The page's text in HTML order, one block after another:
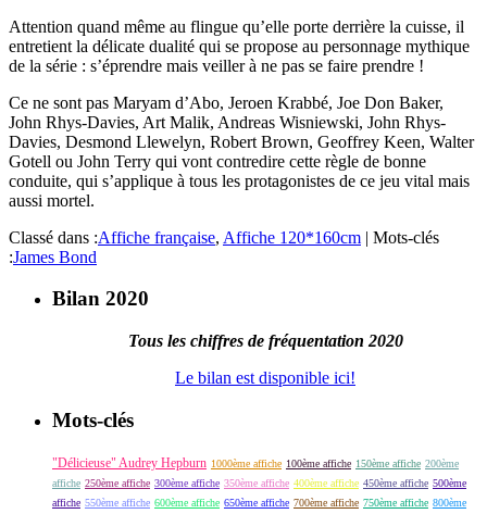
Attention quand même au flingue qu’elle porte derrière la cuisse, il
entretient la délicate dualité qui se propose au personnage mythique
de la série : s’éprendre mais veiller à ne pas se faire prendre !
Ce ne sont pas Maryam d’Abo, Jeroen Krabbé, Joe Don Baker,
John Rhys-Davies, Art Malik, Andreas Wisniewski, John Rhys-
Davies, Desmond Llewelyn, Robert Brown, Geoffrey Keen, Walter
Gotell ou John Terry qui vont contredire cette règle de bonne
conduite, qui s’applique à tous les protagonistes de ce jeu vital mais
aussi mortel.
Classé dans :Affiche française, Affiche 120*160cm | Mots-clés
:James Bond
Bilan 2020
Tous les chiffres de fréquentation 2020
Le bilan est disponible ici!
Mots-clés
"Délicieuse" Audrey Hepburn 1000ème affiche 100ème affiche 150ème affiche 200ème
affiche 250ème affiche 300ème affiche 350ème affiche 400ème affiche 450ème affiche 500ème
affiche 550ème affiche 600ème affiche 650ème affiche 700ème affiche 750ème affiche 800ème